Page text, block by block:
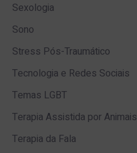
Sexologia
Sono
Stress Pós-Traumático
Tecnologia e Redes Sociais
Temas LGBT
Terapia Assistida por Animais
Terapia da Fala